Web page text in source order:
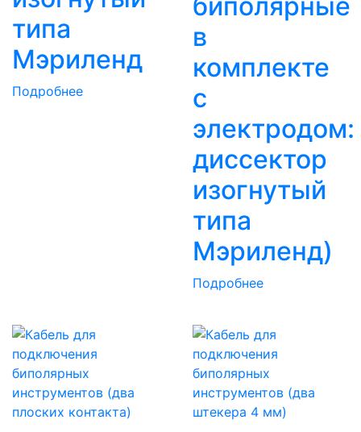
типа
Мэриленд
Подробнее
в
комплекте
с
электродом:
диссектор
изогнутый
типа
Мэриленд)
Подробнее